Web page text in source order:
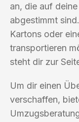
an, die auf
abgestimmt
Kartons oder
transportieren
steht dir zur
Um dir einen
verschaffen,